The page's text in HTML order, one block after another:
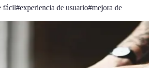
fácil#experiencia de usuario#mejora de